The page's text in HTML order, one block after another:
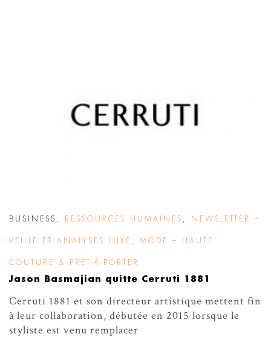
BUSINESS RESSOURCES HUMAINES NEWSLETTER –
VEILLE ET ANALYSES LUXE MODE – HAUTE
COUTURE & PRÊT-À-PORTER
Jason Basmajian quitte Cerruti 1881
Cerruti 1881 et son directeur artistique mettent fin
à leur collaboration, débutée en 2015 lorsque le
styliste est venu remplacer